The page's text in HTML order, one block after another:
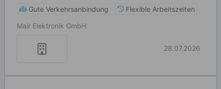
Gute Verkehrsanbindung
Flexible Arbeitszeiten
Mair Elektronik GmbH
28.07.2026